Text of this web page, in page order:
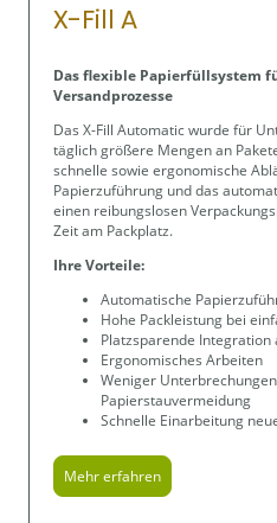
X-Fill A
Das flexible Papierfüllsystem
Versandprozesse
Das X-Fill Automatic wurde für
täglich größere Mengen an
schnelle sowie ergonomische
Papierzuführung und das
einen reibungslosen
Zeit am Packplatz.
Ihre Vorteile:
Automatische
Hohe Packleistung bei
Platzsparende Integration
Ergonomisches Arbeiten
Weniger
Papierstauvermeidung
Schnelle Einarbeitung
Mehr erfahren